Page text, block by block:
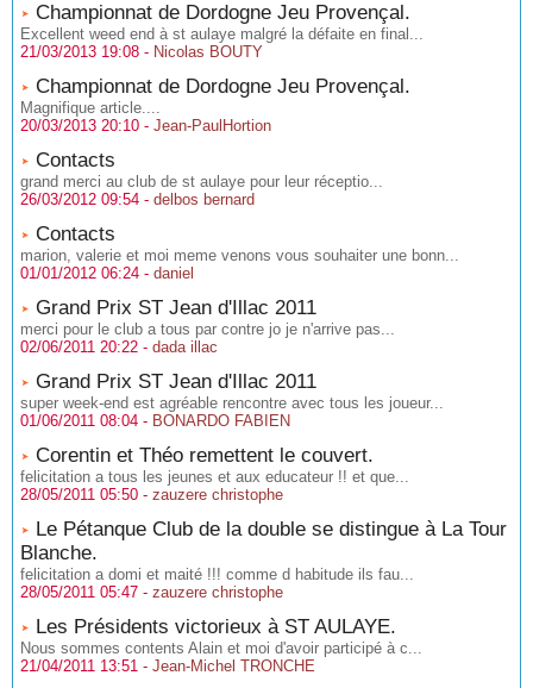
Championnat de Dordogne Jeu Provençal.
Excellent weed end à st aulaye malgré la défaite en final...
21/03/2013 19:08 - Nicolas BOUTY
Championnat de Dordogne Jeu Provençal.
Magnifique article....
20/03/2013 20:10 - Jean-PaulHortion
Contacts
grand merci au club de st aulaye pour leur réceptio...
26/03/2012 09:54 - delbos bernard
Contacts
marion, valerie et moi meme venons vous souhaiter une bonn...
01/01/2012 06:24 - daniel
Grand Prix ST Jean d'Illac 2011
merci pour le club a tous par contre jo je n'arrive pas...
02/06/2011 20:22 - dada illac
Grand Prix ST Jean d'Illac 2011
super week-end est agréable rencontre avec tous les joueur...
01/06/2011 08:04 - BONARDO FABIEN
Corentin et Théo remettent le couvert.
felicitation a tous les jeunes et aux educateur !! et que...
28/05/2011 05:50 - zauzere christophe
Le Pétanque Club de la double se distingue à La Tour
Blanche.
felicitation a domi et maité !!! comme d habitude ils fau...
28/05/2011 05:47 - zauzere christophe
Les Présidents victorieux à ST AULAYE.
Nous sommes contents Alain et moi d'avoir participé à c...
21/04/2011 13:51 - Jean-Michel TRONCHE